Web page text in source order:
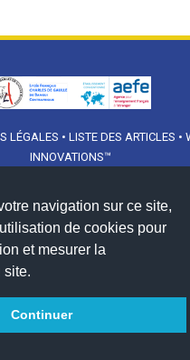
navigation sur ce site,
de cookies pour
et mesurer la
site.
Continuer
LÉGALES • LISTE DES ARTICLES •
INNOVATIONS™